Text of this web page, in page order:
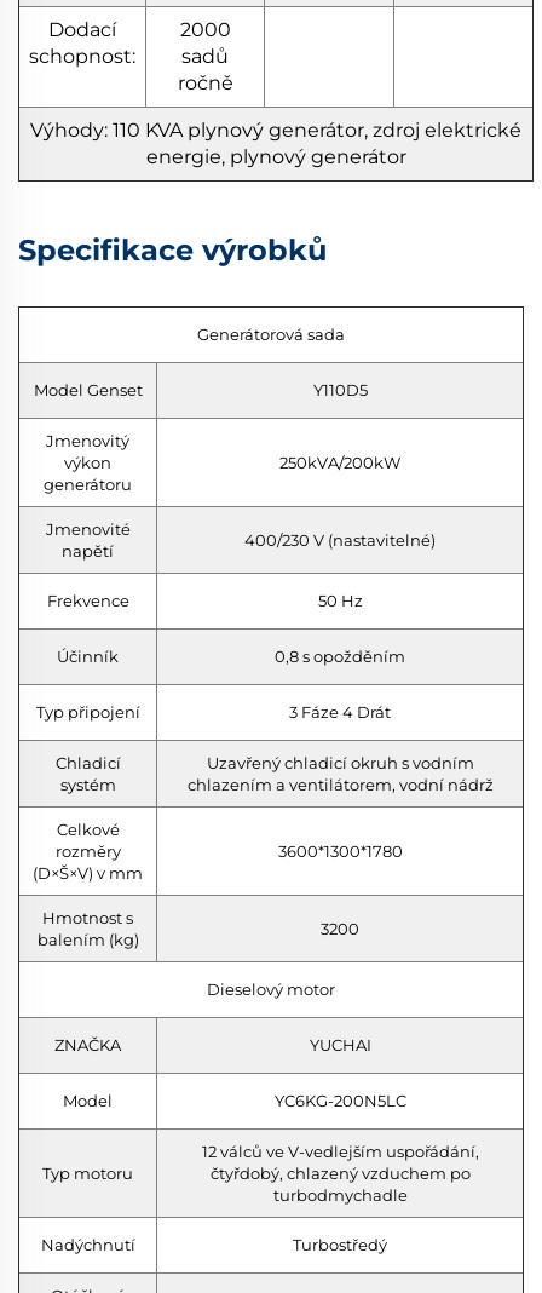
Dodací
schopnost:
2000
sadů
ročně
Výhody: 110 KVA plynový generátor, zdroj elektrické
energie, plynový generátor
Specifikace výrobků
Generátorová sada
Model Genset Y110D5
Jmenovitý
výkon
generátoru
250kVA/200kW
Jmenovité
napětí
400/230 V (nastavitelné)
Frekvence 50 Hz
Účinník 0,8 s opožděním
Typ připojení 3 Fáze 4 Drát
Chladicí
systém
Uzavřený chladicí okruh s vodním
chlazením a ventilátorem, vodní nádrž
Celkové
rozměry
(D×Š×V) v mm
3600*1300*1780
Hmotnost s
balením (kg)
3200
Dieselový motor
ZNAČKA YUCHAI
Model YC6KG-200N5LC
Typ motoru
12 válců ve V-vedlejším uspořádání,
čtyřdobý, chlazený vzduchem po
turbodmychadle
Nadýchnutí Turbostředý